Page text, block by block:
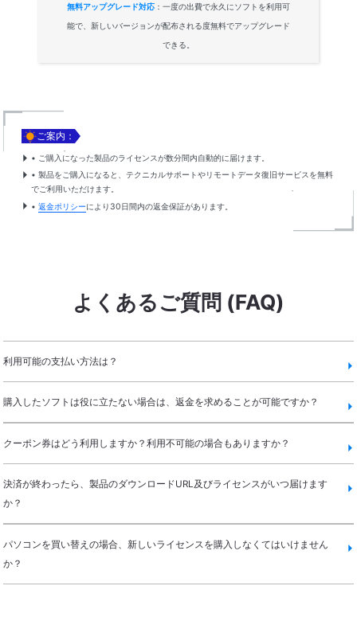
無料アップグレード対応 ：一度の出費で永久にソフトを利用可
能で、新しいバージョンが配布される度無料でアップグレード
できる。
ご案内：
• ご購入になった製品のライセンスが数分間内自動的に届けます。
• 製品をご購入になると、テクニカルサポートやリモートデータ復旧サービスを無料
でご利用いただけます。
• 返金ポリシーにより30日間内の返金保証があります。
よくあるご質問 (FAQ)
利用可能の支払い方法は？
購入したソフトは役に立たない場合は、返金を求めることが可能ですか？
クーポン券はどう利用しますか？利用不可能の場合もありますか？
決済が終わったら、製品のダウンロードURL及びライセンスがいつ届けます
か？
パソコンを買い替えの場合、新しいライセンスを購入しなくてはいけません
か？